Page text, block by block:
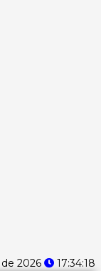
2026 17:34:18